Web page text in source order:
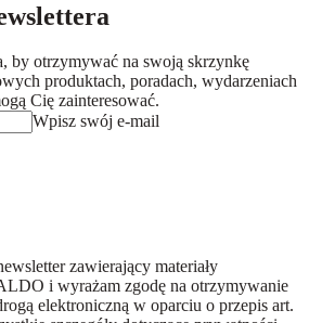
by otrzymywać na swoją skrzynkę
produktach, poradach, wydarzeniach
Cię zainteresować.
Wpisz swój e-mail
zawierający materiały
i wyrażam zgodę na otrzymywanie
elektroniczną w oparciu o przepis art.